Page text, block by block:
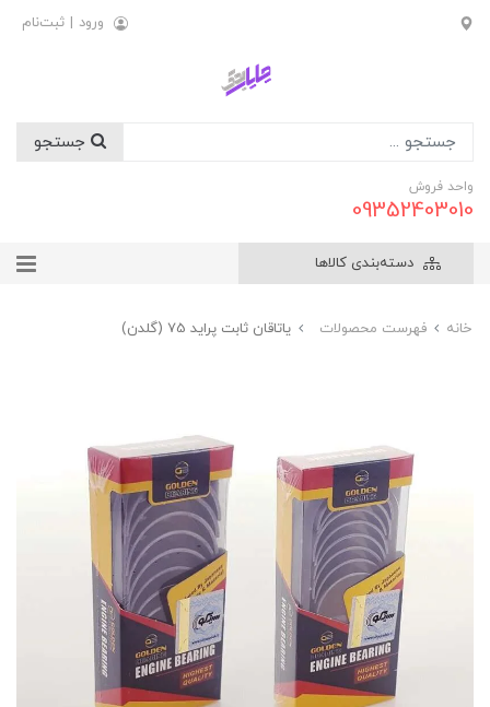
ورود | ثبت‌نام
واحد فروش
09352403010
دسته‌بندی کالاها
خانه فهرست محصولات یاتاقان ثابت پراید 75 (گلدن)